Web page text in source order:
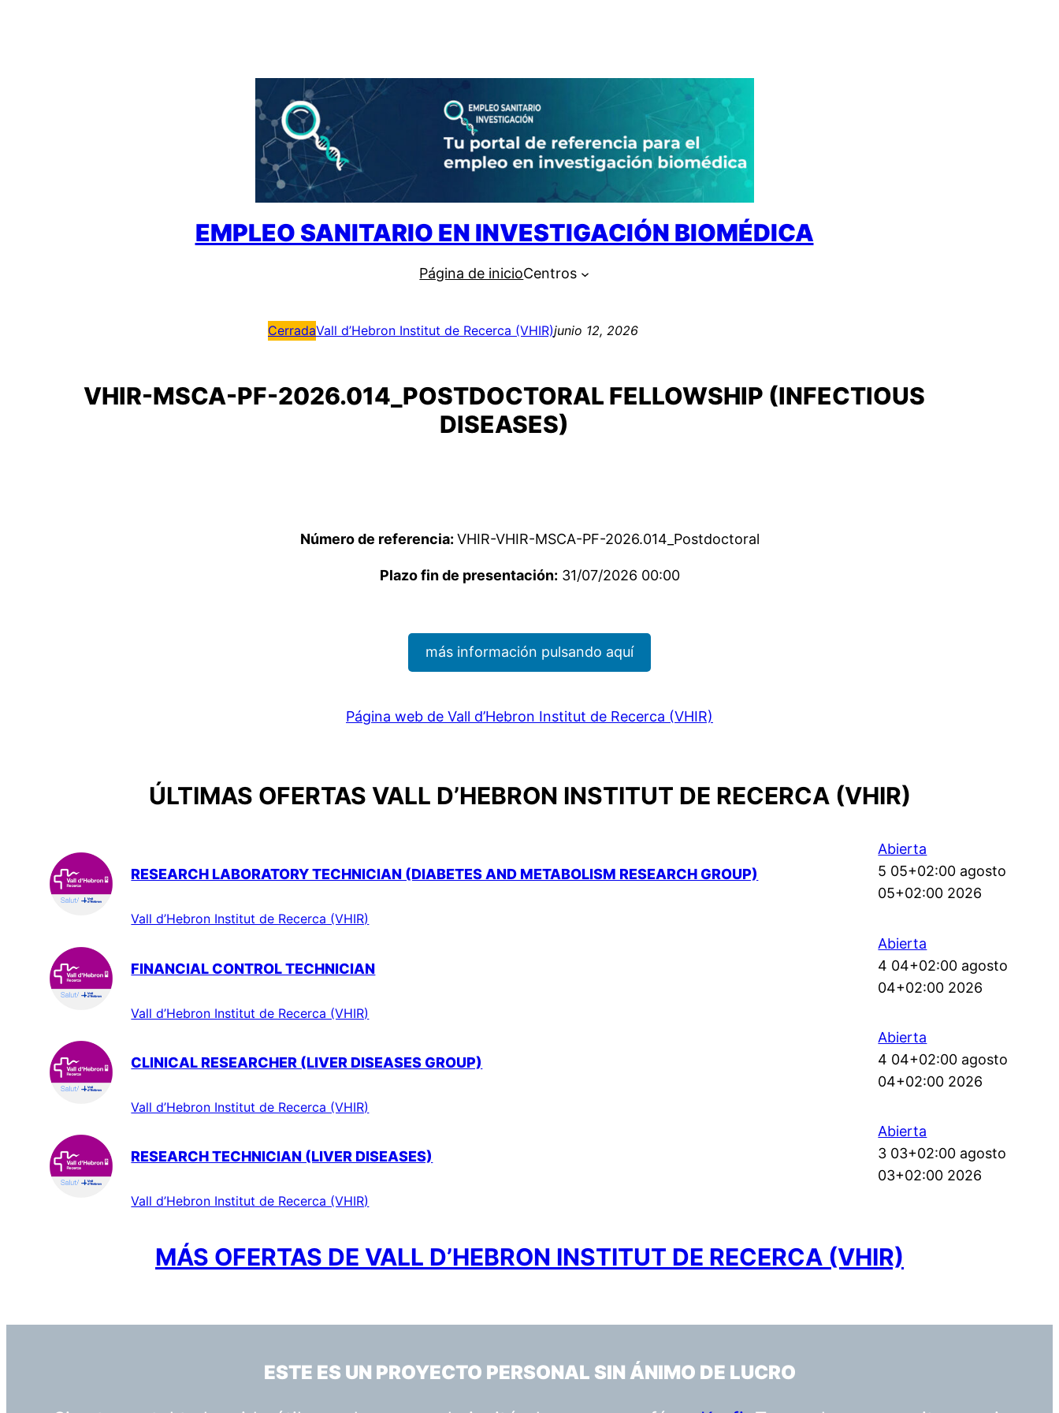
EMPLEO SANITARIO EN INVESTIGACIÓN BIOMÉDICA
Página de inicioCentros
CerradaVall d’Hebron Institut de Recerca (VHIR)junio 12, 2026
VHIR-MSCA-PF-2026.014_POSTDOCTORAL FELLOWSHIP (INFECTIOUS
DISEASES)
Número de referencia: VHIR-VHIR-MSCA-PF-2026.014_Postdoctoral
Plazo fin de presentación: 31/07/2026 00:00
más información pulsando aquí
Página web de Vall d’Hebron Institut de Recerca (VHIR)
ÚLTIMAS OFERTAS VALL D’HEBRON INSTITUT DE RECERCA (VHIR)
RESEARCH LABORATORY TECHNICIAN (DIABETES AND METABOLISM RESEARCH GROUP)
Vall d’Hebron Institut de Recerca (VHIR)
Abierta
5 05+02:00 agosto
05+02:00 2026
FINANCIAL CONTROL TECHNICIAN
Vall d’Hebron Institut de Recerca (VHIR)
Abierta
4 04+02:00 agosto
04+02:00 2026
CLINICAL RESEARCHER (LIVER DISEASES GROUP)
Vall d’Hebron Institut de Recerca (VHIR)
Abierta
4 04+02:00 agosto
04+02:00 2026
RESEARCH TECHNICIAN (LIVER DISEASES)
Vall d’Hebron Institut de Recerca (VHIR)
Abierta
3 03+02:00 agosto
03+02:00 2026
MÁS OFERTAS DE VALL D’HEBRON INSTITUT DE RECERCA (VHIR)
ESTE ES UN PROYECTO PERSONAL SIN ÁNIMO DE LUCRO